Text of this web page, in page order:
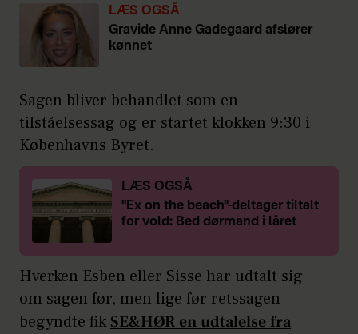
LÆS OGSÅ
Gravide Anne Gadegaard afslører
kønnet
Sagen bliver behandlet som en
tilståelsessag og er startet klokken 9:30 i
Københavns Byret.
LÆS OGSÅ
"Ex on the beach"-deltager tiltalt
for vold: Bed dørmand i låret
Hverken Esben eller Sisse har udtalt sig
om sagen før, men lige før retssagen
begyndte fik SE&HØR en udtalelse fra